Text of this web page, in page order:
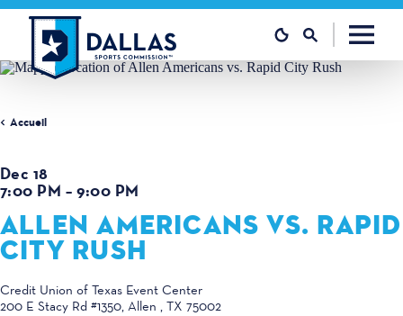
Skip to content
Accueil
Dec 18
7:00 PM – 9:00 PM
ALLEN AMERICANS VS. RAPID
CITY RUSH
Credit Union of Texas Event Center
200 E Stacy Rd #1350 Allen , TX 75002